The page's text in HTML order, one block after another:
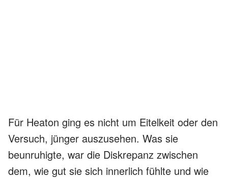
Für Heaton ging es nicht um Eitelkeit oder den
Versuch, jünger auszusehen. Was sie
beunruhigte, war die Diskrepanz zwischen
dem, wie gut sie sich innerlich fühlte und wie